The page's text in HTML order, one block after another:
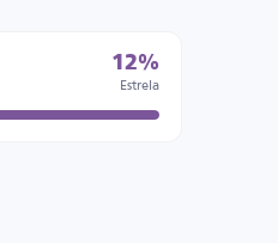
12%
Estrela